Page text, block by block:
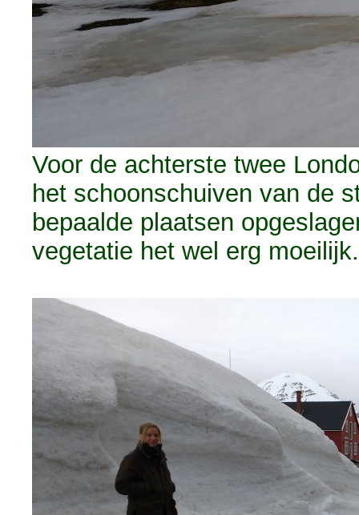
Voor de achterste twee
het schoonschuiven van de
bepaalde plaatsen
vegetatie het wel erg moeilijk.